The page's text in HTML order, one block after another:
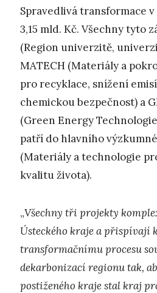
Spravedlivá transformace
3,15 mld. Kč. Všechny tyto
(Region univerzitě,
MATECH (Materiály a
pro recyklace, snížení
chemickou bezpečnost) a
(Green Energy
patří do hlavního
(Materiály a technologie
kvalitu života).
„Všechny tři projekty
Ústeckého kraje a přispívají
transformačnímu procesu
dekarbonizací regionu tak,
postiženého kraje stal kraj